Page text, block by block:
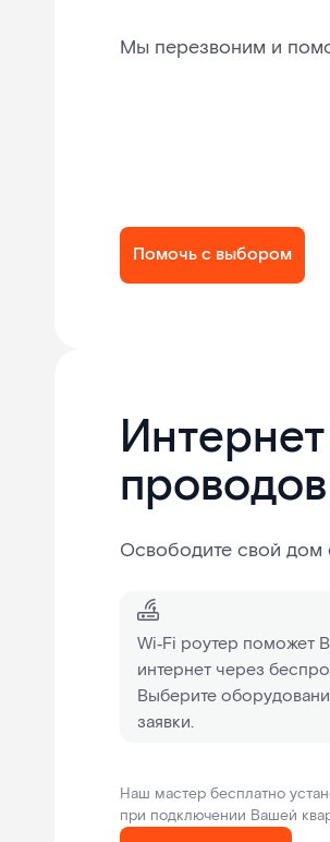
Мы перезвоним и
Помочь с выбором
проводов
Освободите свой дом
Wi‑Fi роутер поможет
интернет через
Выберите
заявки.
Наш мастер бесплатно
при подключении Вашей